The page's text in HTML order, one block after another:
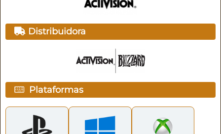
Distribuidora
Plataformas